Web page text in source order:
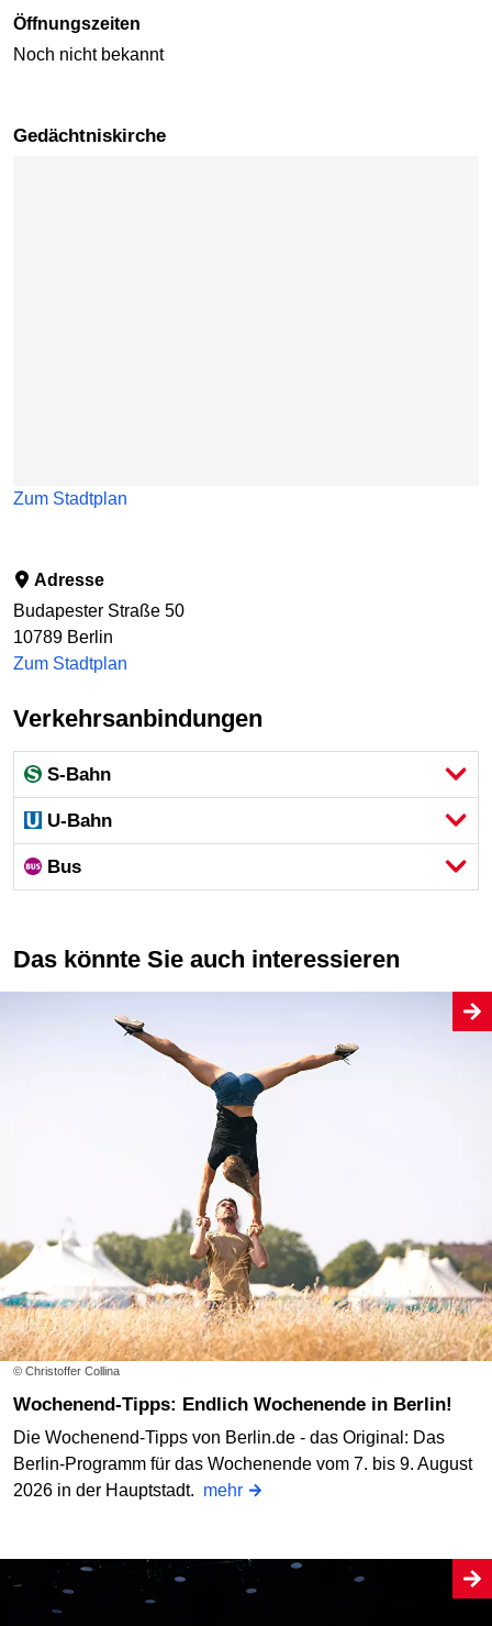
Öffnungszeiten
Noch nicht bekannt
Gedächtniskirche
Zum Stadtplan
Adresse
Budapester Straße 50
10789 Berlin
Zum Stadtplan
Verkehrsanbindungen
S-Bahn
U-Bahn
Bus
Das könnte Sie auch interessieren
© Christoffer Collina
Wochenend-Tipps: Endlich Wochenende in Berlin!
Die Wochenend-Tipps von Berlin.de - das Original: Das
Berlin-Programm für das Wochenende vom 7. bis 9. August
2026 in der Hauptstadt. mehr